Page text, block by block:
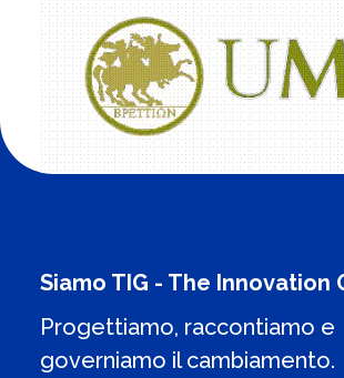
Siamo TIG - The Innovation
Progettiamo, raccontiamo e
governiamo il cambiamento.